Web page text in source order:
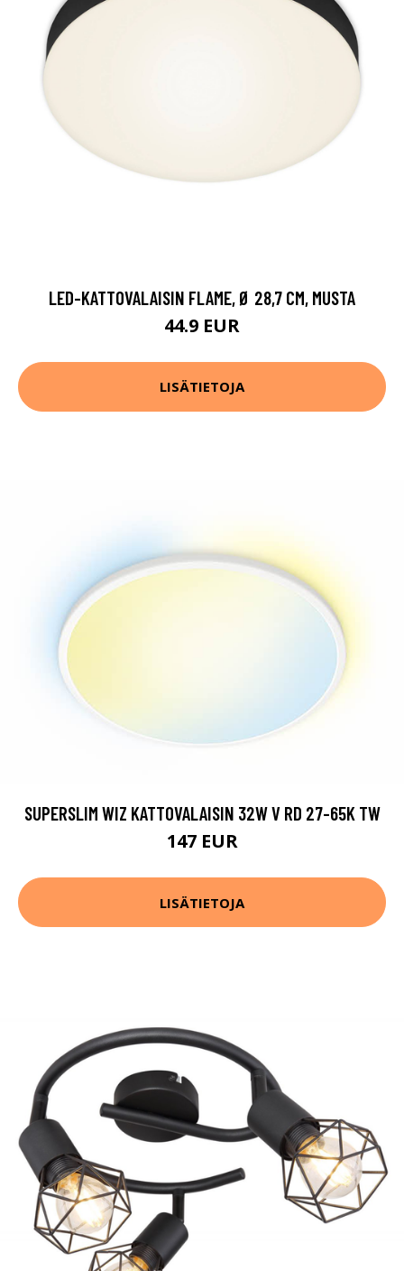
LED-KATTOVALAISIN FLAME, Ø 28,7 CM, MUSTA
44.9 EUR
LISÄTIETOJA
SUPERSLIM WIZ KATTOVALAISIN 32W V RD 27-65K TW
147 EUR
LISÄTIETOJA